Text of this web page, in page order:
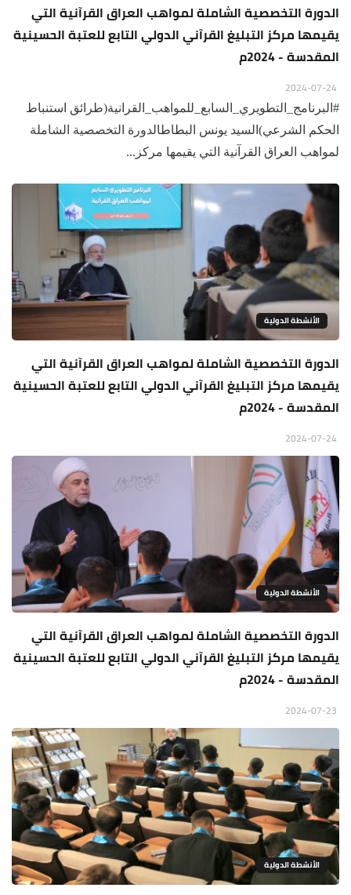
الدورة التخصصية الشاملة لمواهب العراق القرآنية التي
يقيمها مركز التبليغ القرآني الدولي التابع للعتبة الحسينية
المقدسة - 2024م
#البرنامج_التطويري_السابع_للمواهب_القرانية(طرائق استنباط
الحكم الشرعي)السيد يونس البطاطالدورة التخصصية الشاملة
لمواهب العراق القرآنية التي يقيمها مركز...
الأنشطة الدولية
الدورة التخصصية الشاملة لمواهب العراق القرآنية التي
يقيمها مركز التبليغ القرآني الدولي التابع للعتبة الحسينية
المقدسة - 2024م
الأنشطة الدولية
الدورة التخصصية الشاملة لمواهب العراق القرآنية التي
يقيمها مركز التبليغ القرآني الدولي التابع للعتبة الحسينية
المقدسة - 2024م
الأنشطة الدولية